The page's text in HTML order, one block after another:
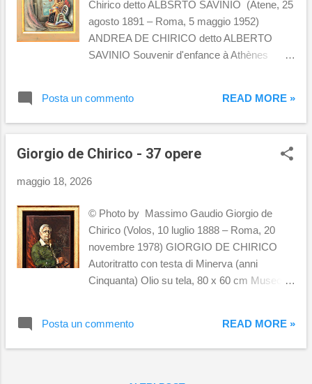
Chirico detto ALBSRTO SAVINIO (Atene, 25
agosto 1891 – Roma, 5 maggio 1952)
ANDREA DE CHIRICO detto ALBERTO
SAVINIO Souvenir d'enfance à Athènes
DE CHIRICO detto ALBERTO SAVINIO
Trinità dei Monti (1946-1947) Olio su
BNP Paribas
Posta un commento READ MORE »
Giorgio de Chirico - 37 opere
maggio 18, 2026
© Photo by Massimo Gaudio Giorgio de
Chirico (Volos, 10 luglio 1888 – Roma, 20
novembre 1978) GIORGIO DE CHIRICO
Autoritratto con testa di Minerva (anni
Cinquanta) Olio su tela, 80 x 60 cm Museo
notte (1926) Olio su tela, 61 x 49,5 cm
Museo Carlo Bilotti, Roma GIORGIO DE
tela, 77 x 173 cm Galleria Nazionale d'Arte
Posta un commento READ MORE »